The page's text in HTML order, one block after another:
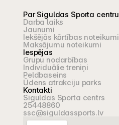
Par Siguldas Sporta centru
Darba laiks
Jaunumi
Iekšējās kārtības noteikumi
Maksājumu noteikumi
Iespējas
Grupu nodarbības
Individuālie treniņi
Peldbaseins
Ūdens atrakciju parks
Kontakti
Siguldas Sporta centrs
25448860
ssc@siguldassports.lv